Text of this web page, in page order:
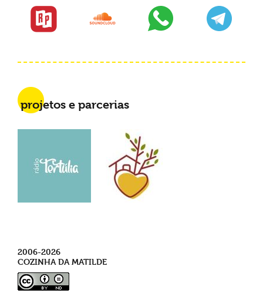
projetos e parcerias
2006-2026
COZINHA DA MATILDE